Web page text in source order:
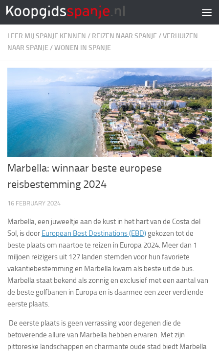
Doorgaan naar inhoud
LEER MIJ SPANJE KENNEN / REIZEN NAAR SPANJE /VERHUIZEN
NAAR SPANJE /WONEN IN SPANJE
Marbella: winnaar beste europese
reisbestemming 2024
16 FEBRUARY 2024
Marbella, een juweeltje aan de kust in het hart van de Costa del
Sol, is door European Best Destinations (EBD) gekozen tot de
beste plaats om naartoe te reizen in Europa 2024. Meer dan 1
miljoen reizigers uit 127 landen stemden voor hun favoriete
vakantiebestemming en Marbella kwam als beste uit de bus.
Marbella staat bekend als zonnig en exclusief met een aantal van
de beste golfbanen in Europa en is daarmee een zeer verdiende
eerste plaats.
De eerste plaats is geen verrassing voor degenen die de
betoverende allure van Marbella hebben ervaren. Met zijn
pittoreske landschappen en charmante oude stad biedt Marbella